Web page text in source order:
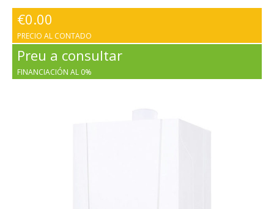
€0.00
PRECIO AL CONTADO
Preu a consultar
FINANCIACIÓN AL 0%